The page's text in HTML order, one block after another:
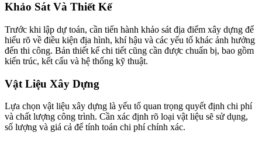
Khảo Sát Và Thiết Kế
Trước khi lập dự toán, cần tiến hành khảo sát địa điểm xây dựng để
hiểu rõ về điều kiện địa hình, khí hậu và các yếu tố khác ảnh hưởng
đến thi công. Bản thiết kế chi tiết cũng cần được chuẩn bị, bao gồm
kiến trúc, kết cấu và hệ thống kỹ thuật.
Vật Liệu Xây Dựng
Lựa chọn vật liệu xây dựng là yếu tố quan trọng quyết định chi phí
và chất lượng công trình. Cần xác định rõ loại vật liệu sẽ sử dụng,
số lượng và giá cả để tính toán chi phí chính xác.